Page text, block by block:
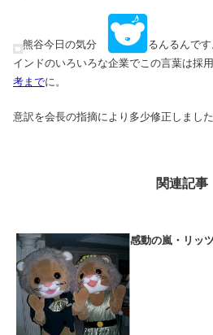
熊谷今日の気分
るんるんです
インドのいろいろな企業でこの言葉は採
考までに。
意訳を会長の指摘により多少修正しまし
関連記事
感動の嵐・リッ